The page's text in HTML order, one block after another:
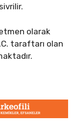
olarak
taraftarı olan